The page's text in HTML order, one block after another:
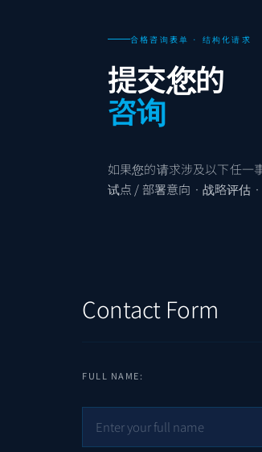
合格咨询表单 · 结构化请求
提交您的
咨询
如果您的请求涉及以下任一
试点 / 部署意向 · 战略评估
Contact Form
FULL NAME: